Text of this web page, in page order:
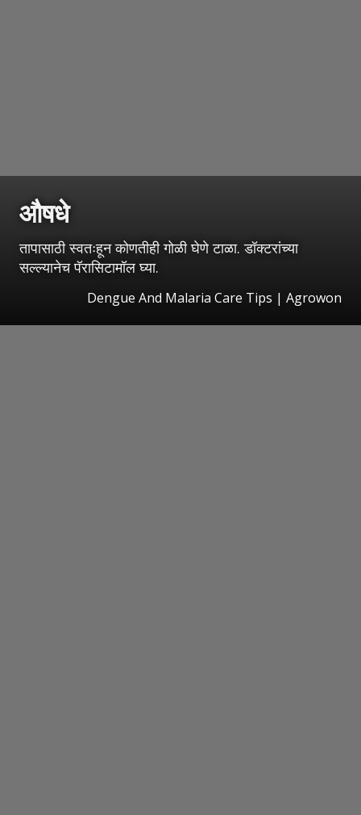
औषधे
तापासाठी स्वतःहून कोणतीही गोळी घेणे टाळा. डॉक्टरांच्या
सल्ल्यानेच पॅरासिटामॉल घ्या.
Dengue And Malaria Care Tips | Agrowon